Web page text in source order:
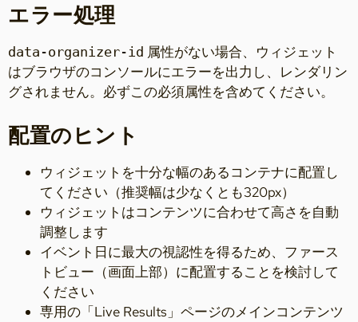
エラー処理
data-organizer-id 属性がない場合、ウィジェット
はブラウザのコンソールにエラーを出力し、レンダリン
グされません。必ずこの必須属性を含めてください。
配置のヒント
ウィジェットを十分な幅のあるコンテナに配置し
てください（推奨幅は少なくとも320px）
ウィジェットはコンテンツに合わせて高さを自動
調整します
イベント日に最大の視認性を得るため、ファース
トビュー（画面上部）に配置することを検討して
ください
専用の「Live Results」ページのメインコンテンツ